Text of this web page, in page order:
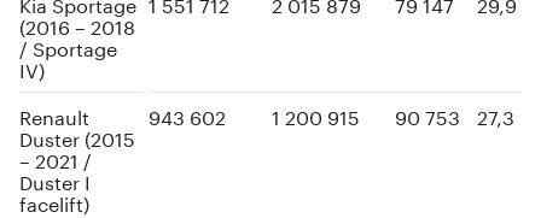
(2016 – 2018
/ Sportage
IV)
Renault
Duster (2015
– 2021 /
Duster I
facelift)
943 602 1 200 915 90 753 27,3